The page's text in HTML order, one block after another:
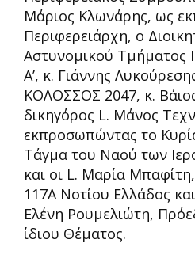
Μάριος Κλωνάρης, ως
Περιφερειάρχη, ο
Αστυνομικού Τμήματος
Α’, κ. Γιάννης
ΚΟΛΟΣΣΟΣ 2047, κ.
δικηγόρος L. Μάνος
εκπροσωπώντας το
Τάγμα του Ναού των
και οι L. Μαρία
117Α Νοτίου Ελλάδος
Ελένη Ρουμελιώτη,
ίδιου Θέματος.